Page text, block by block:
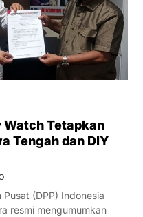
Tetapkan
Tengah dan DIY
(DPP) Indonesia
resmi mengumumkan